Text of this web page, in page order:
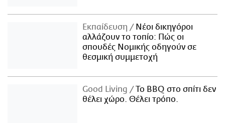
Εκπαίδευση
Νέοι δικηγόροι
αλλάζουν το τοπίο: Πώς οι
σπουδές Νομικής οδηγούν σε
θεσμική συμμετοχή
Good Living
Το BBQ στο σπίτι δεν
θέλει χώρο. Θέλει τρόπο.